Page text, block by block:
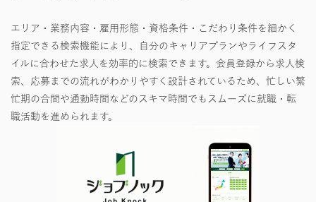
エリア・業務内容・雇用形態・資格条件・こだわり条件を細かく
指定できる検索機能により、自分のキャリアプランやライフスタ
イルに合わせた求人を効率的に検索できます。会員登録から求人検
索、応募までの流れがわかりやすく設計されているため、忙しい繁
忙期の合間や通勤時間などのスキマ時間でもスムーズに就職・転
職活動を進められます。